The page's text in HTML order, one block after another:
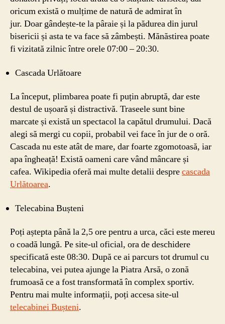
oricum există o mulțime de natură de admirat în
jur. Doar gândește-te la pâraie și la pădurea din jurul
bisericii și asta te va face să zâmbești. Mănăstirea poate
fi vizitată zilnic între orele 07:00 – 20:30.
Cascada Urlătoare
La început, plimbarea poate fi puțin abruptă, dar este
destul de ușoară și distractivă. Traseele sunt bine
marcate și există un spectacol la capătul drumului. Dacă
alegi să mergi cu copii, probabil vei face în jur de o oră.
Cascada nu este atât de mare, dar foarte zgomotoasă, iar
apa îngheață! Există oameni care vând mâncare și
cafea. Wikipedia oferă mai multe detalii desprecascada
Urlătoarea.
Telecabina Bușteni
Poți aștepta până la 2,5 ore pentru a urca, căci este mereu
o coadă lungă. Pe site-ul oficial, ora de deschidere
specificată este 08:30. După ce ai parcurs tot drumul cu
telecabina, vei putea ajunge la Piatra Arsă, o zonă
frumoasă ce a fost transformată în complex sportiv.
Pentru mai multe informații, poți accesa site-ul
telecabinei Bușteni.